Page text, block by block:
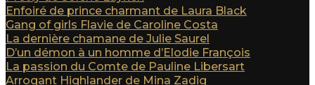
Enfoiré de prince charmant de Laura Black
Gang of girls Flavie de Caroline Costa
La dernière chamane de Julie Saurel
D’un démon à un homme d’Elodie François
La passion du Comte de Pauline Libersart
Arrogant Highlander de Mina Zadig